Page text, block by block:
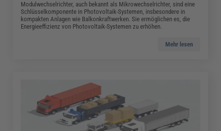
Modulwechselrichter, auch bekannt als Mikrowechselrichter, sind eine
Schlüsselkomponente in Photovoltaik-Systemen, insbesondere in
kompakten Anlagen wie Balkonkraftwerken. Sie ermöglichen es, die
Energieeffizienz von Photovoltaik-Systemen zu erhöhen.
Mehr lesen